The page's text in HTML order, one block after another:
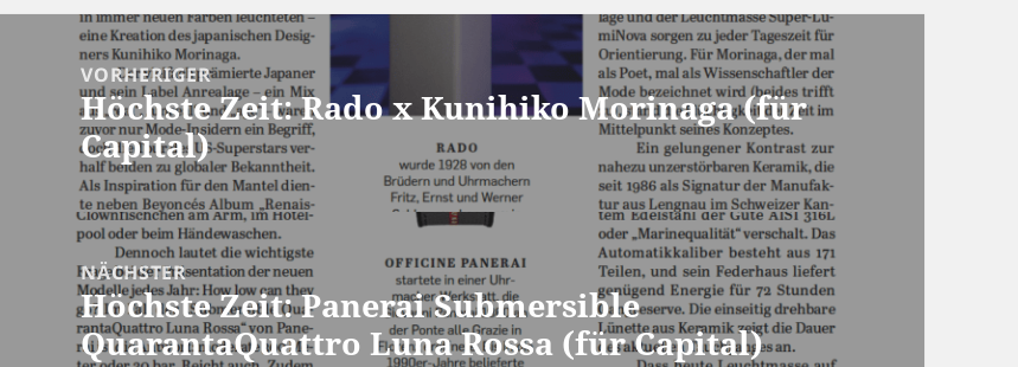
Beitragsnavigation
VORHERIGER
Vorheriger
Beitrag:
Höchste Zeit: Rado x Kunihiko Morinaga (für
Capital)
NÄCHSTER
Nächster
Beitrag:
Höchste Zeit: Panerai Submersible
QuarantaQuattro Luna Rossa (für Capital)